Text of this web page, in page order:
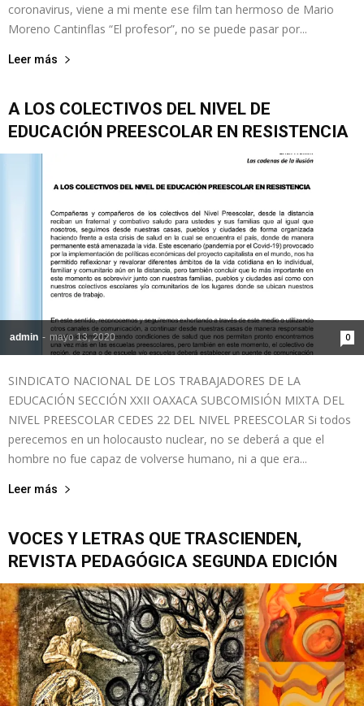
coronavirus, viene a mi mente ese film tan hermoso de Mario
Moreno Cantinflas “El profesor”, no se puede pasar por...
Leer más
A LOS COLECTIVOS DEL NIVEL DE
EDUCACIÓN PREESCOLAR EN RESISTENCIA
admin - mayo 13, 2020 0
SINDICATO NACIONAL DE LOS TRABAJADORES DE LA
EDUCACIÓN SECCIÓN XXII OAXACA SUBCOMISIÓN MIXTA DEL
NIVEL PREESCOLAR CEDES 22 DEL NIVEL PREESCOLAR Si todos
perecemos en un holocausto nuclear, no se deberá a que el
hombre no fue capaz de volverse humano, ni a que era...
Leer más
VOCES Y LETRAS QUE TRASCIENDEN,
REVISTA PEDAGÓGICA SEGUNDA EDICIÓN